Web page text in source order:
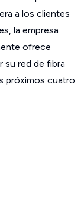
a los clientes
la empresa
ofrece
su red de fibra
próximos cuatro